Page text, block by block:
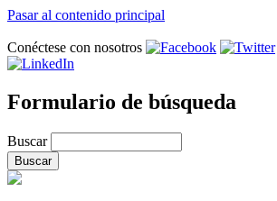
Pasar al contenido principal
Conéctese con nosotros
Formulario de búsqueda
Buscar